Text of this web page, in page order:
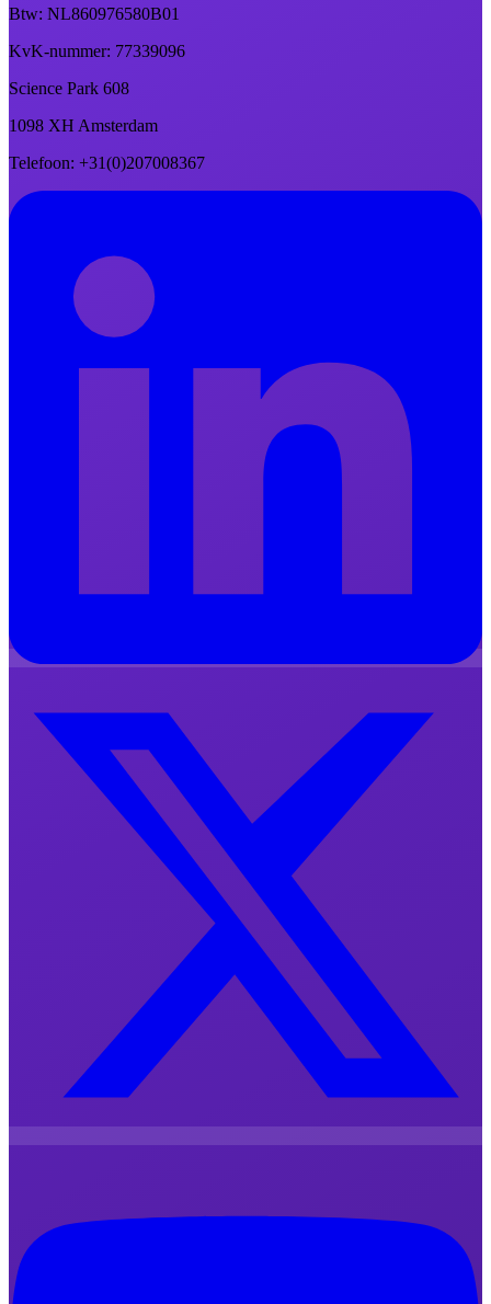
Btw: NL860976580B01
KvK-nummer: 77339096
Science Park 608
1098 XH Amsterdam
Telefoon: +31(0)207008367